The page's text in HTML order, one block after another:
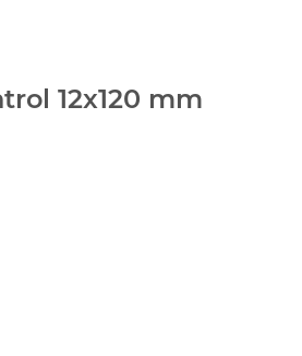
12x120 mm